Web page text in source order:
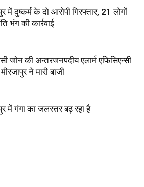
में दुष्कर्म के दो आरोपी गिरफ्तार, 21 लोगों
भंग की कार्रवाई
जोन की अन्तरजनपदीय एलार्म एफिसिएन्सी
ने मारी बाजी
में गंगा का जलस्तर बढ़ रहा है